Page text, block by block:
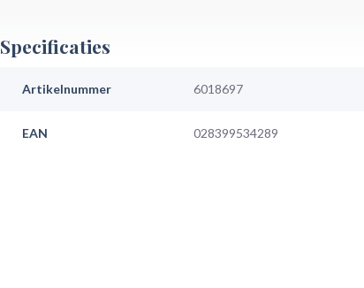
Specificaties
Artikelnummer 6018697
EAN 028399534289